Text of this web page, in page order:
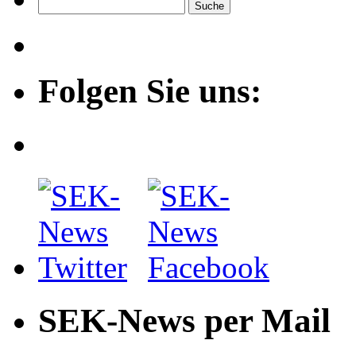
Folgen Sie uns:
SEK-News per Mail